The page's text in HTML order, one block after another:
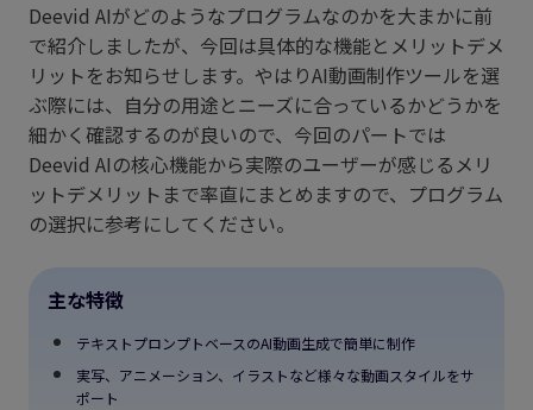
Deevid AIがどのようなプログラムなのかを大まかに前
で紹介しましたが、今回は具体的な機能とメリットデメ
リットをお知らせします。やはりAI動画制作ツールを選
ぶ際には、自分の用途とニーズに合っているかどうかを
細かく確認するのが良いので、今回のパートでは
Deevid AIの核心機能から実際のユーザーが感じるメリ
ットデメリットまで率直にまとめますので、プログラム
の選択に参考にしてください。
主な特徴
テキストプロンプトベースのAI動画生成で簡単に制作
実写、アニメーション、イラストなど様々な動画スタイルをサ
ポート